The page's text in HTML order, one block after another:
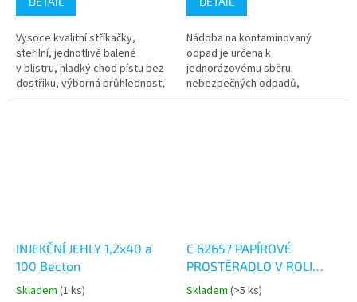
z
5
hvězdiček.
Vysoce kvalitní stříkačky,
sterilní, jednotlivě balené
v blistru, hladký chod pístu bez
dostřiku, výborná průhlednost,
kontrastní kalibrace válce
z
5
hvězdiček.
Nádoba na kontaminovaný
odpad je určena k
jednorázovému sběru
nebezpečných odpadů,
zejména injekčních stříkaček,
INJEKČNÍ JEHLY 1,2x40 a
100 Becton
Průměrné
Skladem (1 ks)
C 62657 PAPÍROVÉ
PROSTĚRADLO V ROLI
59cm x 50m
Průměrné
Skladem (>5 ks)